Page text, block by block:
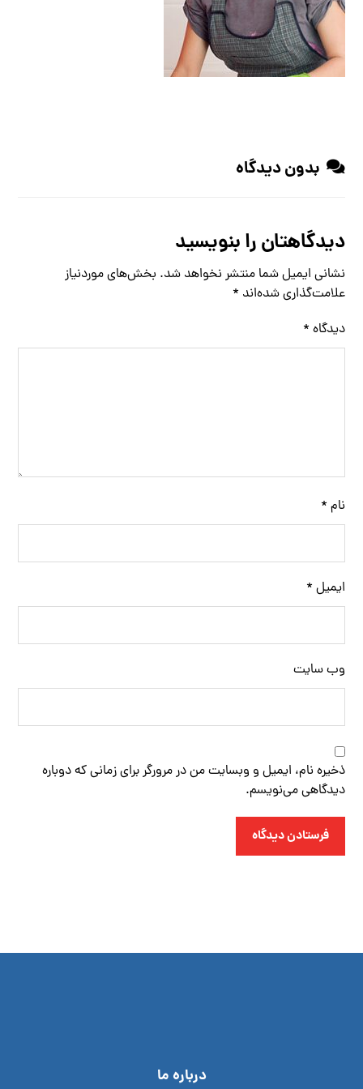
بدون دیدگاه
دیدگاهتان را بنویسید
نشانی ایمیل شما منتشر نخواهد شد. بخش‌های موردنیاز
علامت‌گذاری شده‌اند *
دیدگاه *
نام *
ایمیل *
وب‌ سایت
ذخیره نام، ایمیل و وبسایت من در مرورگر برای زمانی که دوباره
دیدگاهی می‌نویسم.
فرستادن دیدگاه
درباره ما